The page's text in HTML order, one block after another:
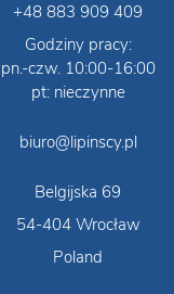
+48 883 909 409
Godziny pracy:
pn.-czw. 10:00-16:00
pt: nieczynne
biuro@lipinscy.pl
Belgijska 69
54-404 Wrocław
Poland